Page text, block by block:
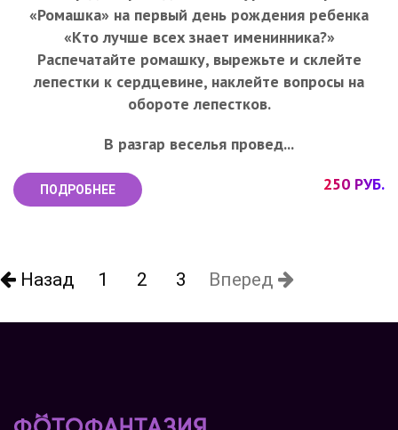
«Ромашка» на первый день рождения ребенка
«Кто лучше всех знает именинника?»
Распечатайте ромашку, вырежьте и склейте
лепестки к сердцевине, наклейте вопросы на
обороте лепестков.
В разгар веселья провед...
ПОДРОБНЕЕ 250 РУБ.
Назад 1 2 3 Вперед